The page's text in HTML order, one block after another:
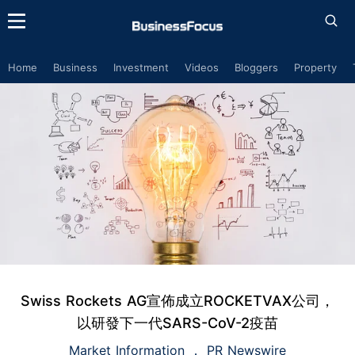
Home Business Investment Videos Bloggers Property
Swiss Rockets AG宣佈成立ROCKETVAX公司，
以研發下一代SARS-CoV-2疫苗
Market Information PR Newswire